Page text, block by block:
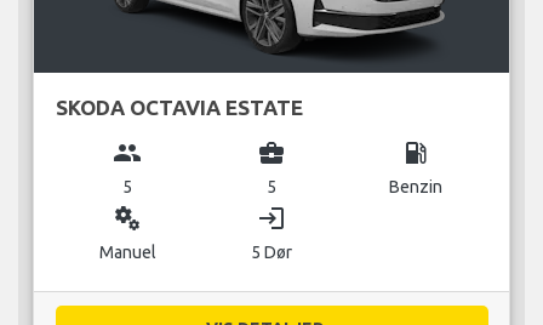
SKODA OCTAVIA ESTATE
group
5
business_center
5
local_gas_station
Benzin
miscellaneous_services
Manuel
login
5 Dør